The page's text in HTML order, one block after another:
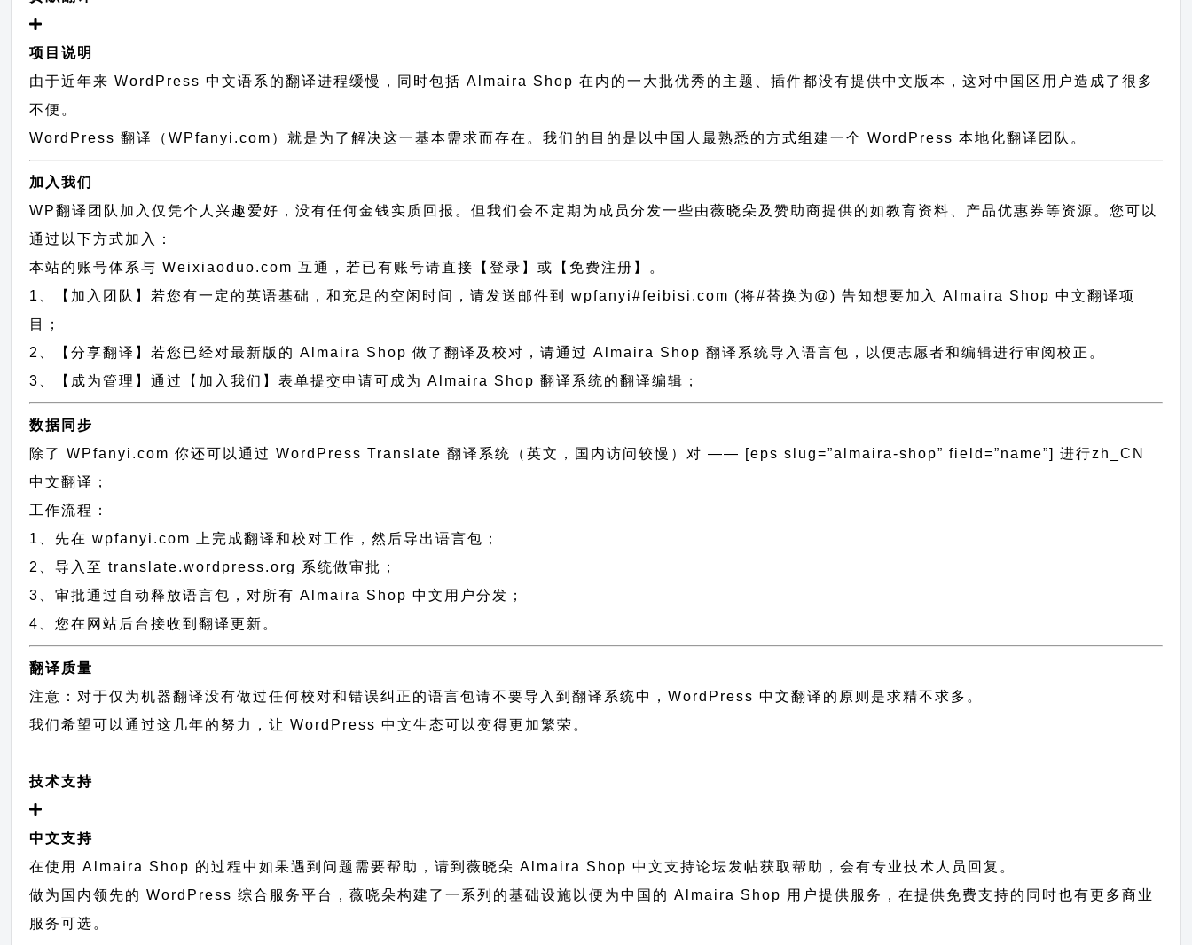
项目说明
由于近年来 WordPress 中文语系的翻译进程缓慢，同时包括 Almaira Shop 在内的一大批优秀的主题、插件都没有提供中文版本，这对中国区用户造成了很多
不便。
WordPress 翻译（WPfanyi.com） 就是为了解决这一基本需求而存在。我们的目的是以中国人最熟悉的方式组建一个 WordPress 本地化翻译团队。
加入我们
WP翻译团队加入仅凭个人兴趣爱好，没有任何金钱实质回报。但我们会不定期为成员分发一些由薇晓朵及赞助商提供的如教育资料、产品优惠券等资源。您可以
通过以下方式加入：
本站的账号体系与Weixiaoduo.com 互通，若已有账号请直接【登录】或【免费注册】。
1、【加入团队】若您有一定的英语基础，和充足的空闲时间，请发送邮件到 wpfanyi#feibisi.com (将#替换为@) 告知想要加入 Almaira Shop 中文翻译项
目；
2、【分享翻译】若您已经对最新版的 Almaira Shop 做了翻译及校对，请通过 Almaira Shop 翻译系统导入语言包，以便志愿者和编辑进行审阅校正。
3、【成为管理】通过【加入我们】表单提交申请可成为 Almaira Shop 翻译系统的翻译编辑；
数据同步
除了 WPfanyi.com 你还可以通过WordPress Translate 翻译系统（英文，国内访问较慢）对 —— [eps slug=”almaira-shop” field=”name”]进行zh_CN
中文翻译；
工作流程：
1、先在 wpfanyi.com 上完成翻译和校对工作，然后导出语言包；
2、导入至 translate.wordpress.org 系统做审批；
3、审批通过自动释放语言包，对所有 Almaira Shop 中文用户分发；
4、您在网站后台接收到翻译更新。
翻译质量
注意：对于仅为机器翻译没有做过任何校对和错误纠正的语言包请不要导入到翻译系统中，WordPress 中文翻译的原则 是求精不求多。
我们希望可以通过这几年的努力，让 WordPress 中文生态可以变得更加繁荣。
技术支持
中文支持
在使用 Almaira Shop 的过程中如果遇到问题需要帮助，请到薇晓朵 Almaira Shop 中文支持论坛发帖获取帮助，会有专业技术人员回复。
做为国内领先的 WordPress 综合服务平台，薇晓朵构建了一系列的基础设施以便为中国的 Almaira Shop 用户提供服务，在提供免费支持的同时也有更多商业
服务可选。